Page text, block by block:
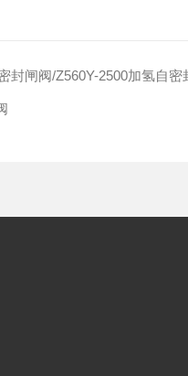
封闸阀/Z560Y-2500加氢自密